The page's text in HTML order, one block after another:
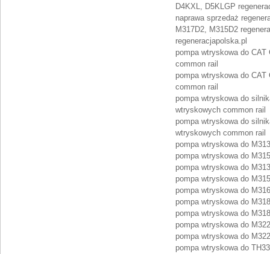
D4KXL, D5KLGP
naprawa sprzedaż
M317D2, M315D2
regeneracjapolska.pl
pompa wtryskowa do
common rail
pompa wtryskowa do
common rail
pompa wtryskowa do
wtryskowych common rail
pompa wtryskowa do
wtryskowych common rail
pompa wtryskowa do
pompa wtryskowa do
pompa wtryskowa do
pompa wtryskowa do
pompa wtryskowa do
pompa wtryskowa do
pompa wtryskowa do
pompa wtryskowa do
pompa wtryskowa do
pompa wtryskowa do